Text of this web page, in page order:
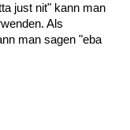
just nit" kann man
Als
man sagen "eba